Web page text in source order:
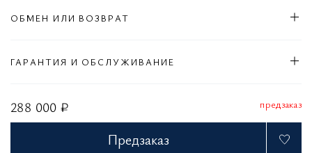
288 000 ₽ предзаказ
Предзаказ
ОБМЕН ИЛИ ВОЗВРАТ
ГАРАНТИЯ И ОБСЛУЖИВАНИЕ